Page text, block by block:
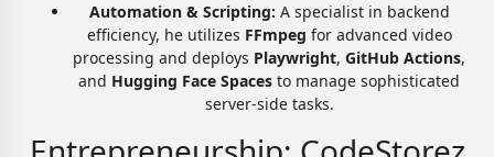
Automation & Scripting: A specialist in backend
efficiency, he utilizes FFmpeg for advanced video
processing and deploys Playwright, GitHub Actions,
and Hugging Face Spaces to manage sophisticated
server-side tasks.